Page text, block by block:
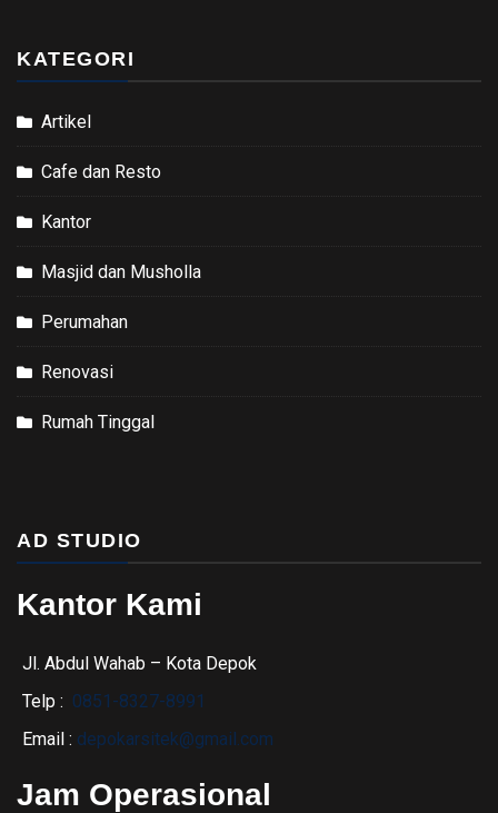
KATEGORI
Artikel
Cafe dan Resto
Kantor
Masjid dan Musholla
Perumahan
Renovasi
Rumah Tinggal
AD STUDIO
Kantor Kami
Jl. Abdul Wahab – Kota Depok
Telp : 0851-8327-8991
Email : depokarsitek@gmail.com
Jam Operasional